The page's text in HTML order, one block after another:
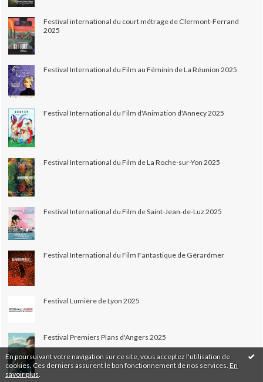
En poursuivant votre navigation sur ce site, vous acceptez l'utilisation de
cookies. Ces derniers assurent le bon fonctionnement de nos services. En
savoir plus
Festival international du court métrage de Clermont-Ferrand
2025
Festival International du Film au Féminin de La Réunion 2025
Festival International du Film d'Animation d'Annecy 2025
Festival International du Film de La Roche-sur-Yon 2025
Festival International du Film de Saint-Jean-de-Luz 2025
Festival International du Film Fantastique de Gérardmer
Festival Lumière de Lyon 2025
Festival Premiers Plans d'Angers 2025